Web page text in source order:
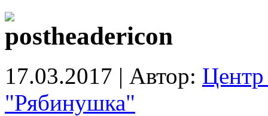
17.03.2017 | Автор: Центр
"Рябинушка"